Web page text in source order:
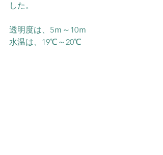
した。
透明度は、5ｍ～10ｍ
水温は、19℃～20℃